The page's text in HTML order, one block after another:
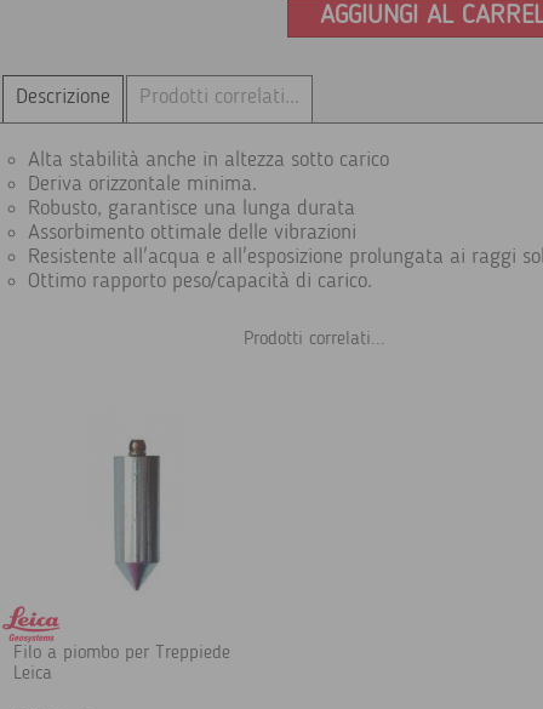
AGGIUNGI AL
Descrizione Prodotti correlati...
Alta stabilità anche in altezza sotto carico
Deriva orizzontale minima.
Robusto, garantisce una lunga durata
Assorbimento ottimale delle vibrazioni
Resistente all'acqua e all'esposizione prolungata ai raggi
Ottimo rapporto peso/capacità di carico.
Prodotti correlati...
Filo a piombo per Treppiede
Leica